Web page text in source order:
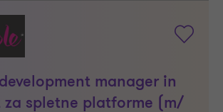
manager in
za spletne platforme (m/